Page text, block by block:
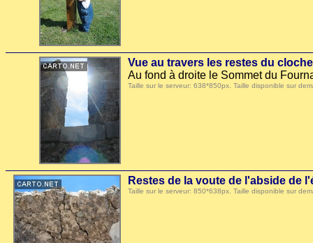
Vue au travers les restes du
Au fond à droite le Sommet du
Taille sur le serveur: 638*850px. Taille disponible sur
Restes de la voute de l'abside de
Taille sur le serveur: 850*638px. Taille disponible sur